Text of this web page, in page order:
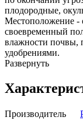
плодородные,
Местоположение -
своевременный
влажности почвы,
удобрениями.
Развернуть
Производитель